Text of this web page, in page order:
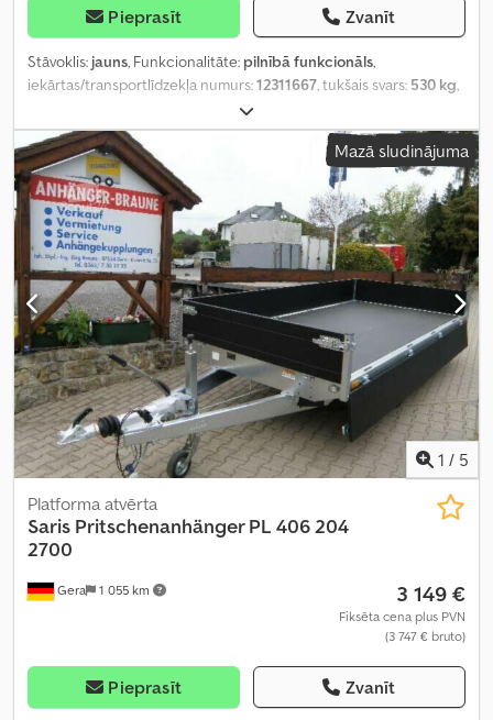
Pieprasīt Zvanīt
Stāvoklis: jauns, Funkcionalitāte: pilnībā funkcionāls,
iekārtas/transportlīdzekļa numurs:12311667, tukšais svars: 530 kg,
, kopējais svars:
konfigurācija:2 asis, krautuves garums:3 050 mm, iekraušanas
vietas platums:1 550 mm cits, Ražošanas gads:
2026,
Mazā sludinājuma
1 / 5
Gera 1 055 km
Platforma atvērta
Saris Pritschenanhänger PL 406 204
2700
3 149 €
Fiksēta cena plus PVN
(3 747 € bruto)
Pieprasīt Zvanīt